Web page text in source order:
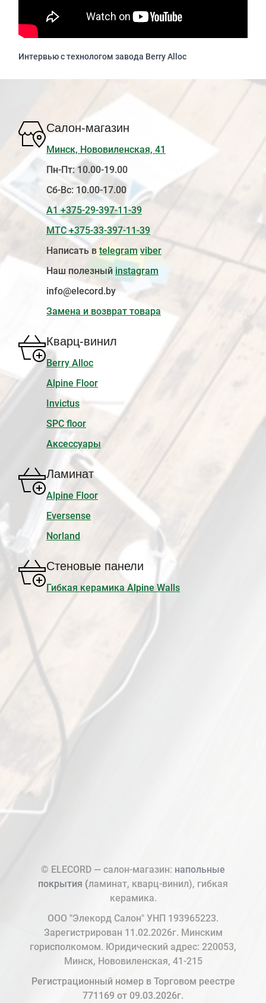
Интервью с технологом завода Berry Alloc
Салон-магазин
Минск, Нововиленская, 41
Пн-Пт: 10.00-19.00
Сб-Вс: 10.00-17.00
А1 +375-29-397-11-39
МТС +375-33-397-11-39
Написать в telegram viber
Наш полезный instagram
info@elecord.by
Замена и возврат товара
Кварц-винил
Berry Alloc
Alpine Floor
Invictus
SPC floor
Аксессуары
Ламинат
Alpine Floor
Eversense
Norland
Стеновые панели
Гибкая керамика Alpine Walls
© ELECORD — салон-магазин: напольные
покрытия (ламинат, кварц-винил), гибкая
керамика.
ООО "Элекорд Салон" УНП 193965223.
Зарегистрирован 11.02.2026г. Минским
горисполкомом. Юридический адрес: 220053,
Минск, Нововиленская, 41-215
Регистрационный номер в Торговом реестре
771169 от 09.03.2026г.